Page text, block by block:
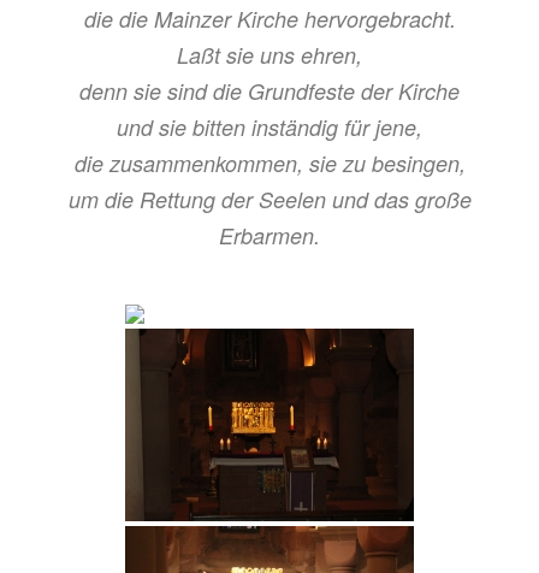
die die Mainzer Kirche hervorgebracht.
Laßt sie uns ehren,
denn sie sind die Grundfeste der Kirche
und sie bitten inständig für jene,
die zusammenkommen, sie zu besingen,
um die Rettung der Seelen und das große
Erbarmen.